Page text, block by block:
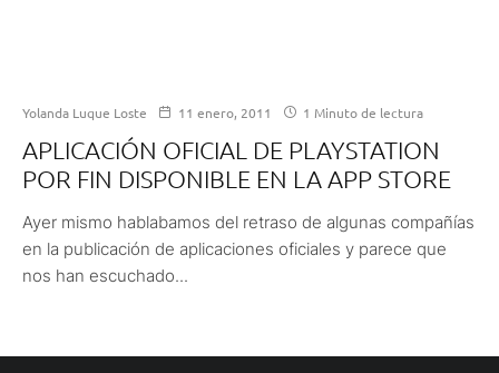
Yolanda Luque Loste 11 enero, 2011 1 Minuto de lectura
APLICACIÓN OFICIAL DE PLAYSTATION
POR FIN DISPONIBLE EN LA APP STORE
Ayer mismo hablabamos del retraso de algunas compañías
en la publicación de aplicaciones oficiales y parece que
nos han escuchado...